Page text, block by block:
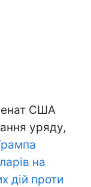
США
уряду,
на
дій проти